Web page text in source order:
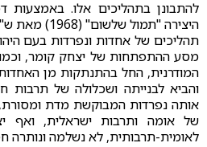
להתבונן בתהליכים אלו. באמצעות
היצירה "תמול
תהליכים של אחדות ונפרדות בעם
מסע ההתפתחות של יצחק קומר,
המודרנית, החל בהתנתקות מן
והביא לבנייתה ושכלולה של תרבות
אותה נפרדות המבוקשת מדת
של אומה ותרבות ישראלית, ואף
לאומית-תרבותית, לא נשלמה ונותרה